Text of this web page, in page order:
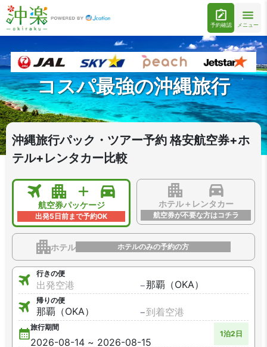
予約確認 メニュー
コスパ最強の沖縄旅行
沖縄旅行パック・ツアー予約 格安航空券+ホ
テル+レンタカー比較
航空券パッケージ
出発5日前まで予約OK
ホテル＋レンタカー
航空券が不要な方はコチラ
ホテル ホテルのみの予約の方
行きの便
−
帰りの便
−
旅行期間
1泊2日